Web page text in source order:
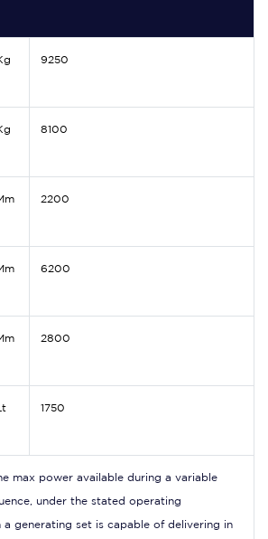
9250
8100
2200
6200
2800
Lt 1750
max power available during a variable
under the stated operating
generating set is capable of delivering in